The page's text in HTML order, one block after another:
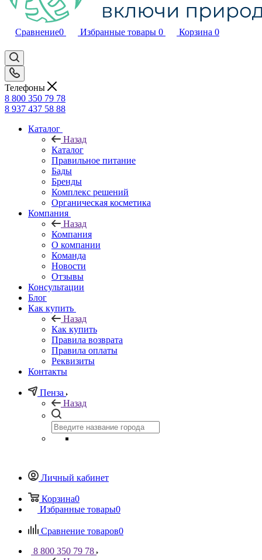
Сравнение0 Избранные товары 0 Корзина 0
Телефоны
8 800 350 79 78
8 937 437 58 88
Каталог
Назад
Каталог
Правильное питание
Бады
Бренды
Комплекс решений
Органическая косметика
Компания
Назад
Компания
О компании
Команда
Новости
Отзывы
Консультации
Блог
Как купить
Назад
Как купить
Правила возврата
Правила оплаты
Реквизиты
Контакты
Пенза
Назад
Личный кабинет
Корзина0
Избранные товары0
Сравнение товаров0
8 800 350 79 78